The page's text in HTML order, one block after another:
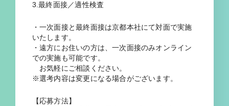
3.最終面接／適性検査
・一次面接と最終面接は京都本社にて対面で実施
いたします。
・遠方にお住いの方は、一次面接のみオンライン
での実施も可能です。
お気軽にご相談ください。
※選考内容は変更になる場合がございます。
【応募方法】